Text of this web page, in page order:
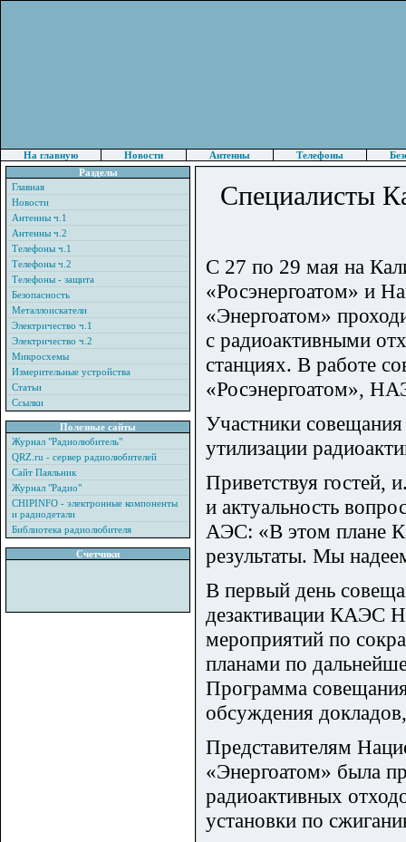
На главную Новости Антенны Телефоны
Разделы
Главная
Новости
Антенны ч.1
Антенны ч.2
Телефоны ч.1
Телефоны ч.2
Телефоны - защита
Безопасность
Металлоискатели
Электричество ч.1
Электричество ч.2
Микросхемы
Измерительные устройства
Статьи
Ссылки
Полезные сайты
Журнал "Радиолюбитель"
QRZ.ru - сервер радиолюбителей
Сайт Паяльник
Журнал "Радио"
CHIPINFO - электронные компоненты
и радиодетали
Библиотека радиолюбителя
Счетчики
Специалисты
С 27 по 29 мая на
«Росэнергоатом» и
«Энергоатом»
с радиоактивными
станциях. В работе
«Росэнергоатом»,
Участники
утилизации
Приветствуя
и актуальность
АЭС: «В этом плане
результаты. Мы
В первый день
дезактивации КАЭС
мероприятий по
планами по
Программа
обсуждения
Представителям
«Энергоатом» была
радиоактивных
установки по